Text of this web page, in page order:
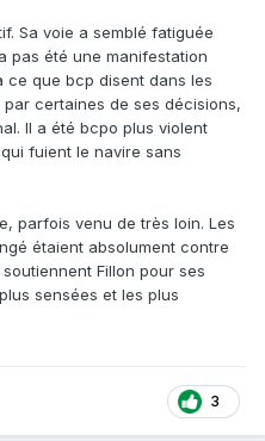
Sa voie a semblé fatiguée
pas été une manifestation
que bcp disent dans les
certaines de ses décisions,
Il a été bcpo plus violent
fuient le navire sans
parfois venu de très loin. Les
étaient absolument contre
Fillon pour ses
sensées et les plus
3